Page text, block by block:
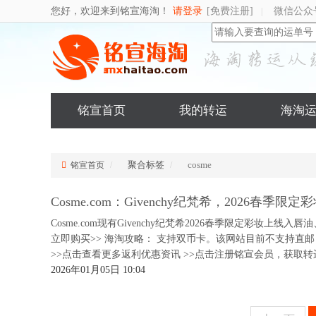
您好，欢迎来到铭宣海淘！ 请登录 [免费注册] 微信公
铭宣首页 我的转运 海淘
铭宣首页 聚合标签 cosme
Cosme.com：Givenchy纪梵希，2026春季限定
Cosme.com现有Givenchy纪梵希2026春季限定彩妆上线入
立即购买>> 海淘攻略： 支持双币卡。该网站目前不支持直
>>点击查看更多返利优惠资讯 >>点击注册铭宣会员，获取
2026年01月05日 10:04